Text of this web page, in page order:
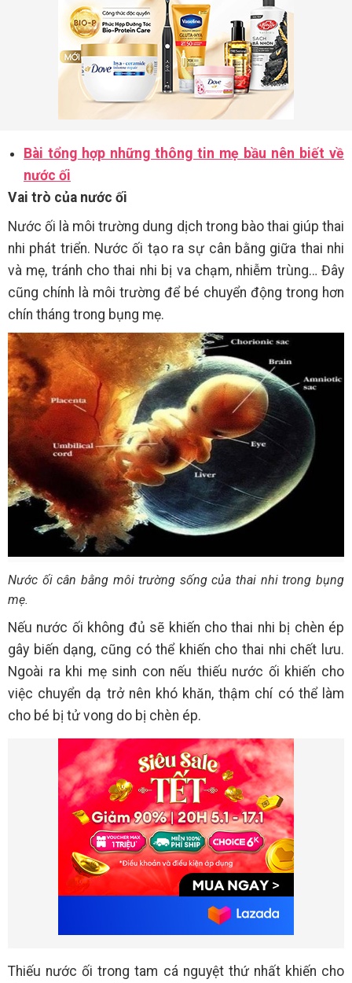
Bài tổng hợp những thông tin mẹ bầu nên biết về
nước ối
Vai trò của nước ối
Nước ối là môi trường dung dịch trong bào thai giúp thai
nhi phát triển. Nước ối tạo ra sự cân bằng giữa thai nhi
và mẹ, tránh cho thai nhi bị va chạm, nhiễm trùng… Đây
cũng chính là môi trường để bé chuyển động trong hơn
chín tháng trong bụng mẹ.
Nước ối cân bằng môi trường sống của thai nhi trong bụng
mẹ.
Nếu nước ối không đủ sẽ khiến cho thai nhi bị chèn ép
gây biến dạng, cũng có thể khiến cho thai nhi chết lưu.
Ngoài ra khi mẹ sinh con nếu thiếu nước ối khiến cho
việc chuyển dạ trở nên khó khăn, thậm chí có thể làm
cho bé bị tử vong do bị chèn ép.
Thiếu nước ối trong tam cá nguyệt thứ nhất khiến cho